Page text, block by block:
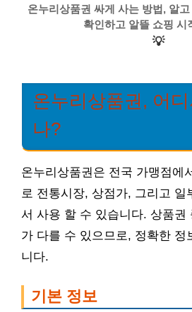
온누리상품권 싸게 사는 방법, 알
확인하고 알뜰 쇼핑 시
💡
온누리상품권, 어
나?
온누리상품권은 전국 가맹점에
로 전통시장, 상점가, 그리고 일
서 사용 할 수 있습니다. 상품권
가 다를 수 있으므로, 정확한 정
니다.
기본 정보